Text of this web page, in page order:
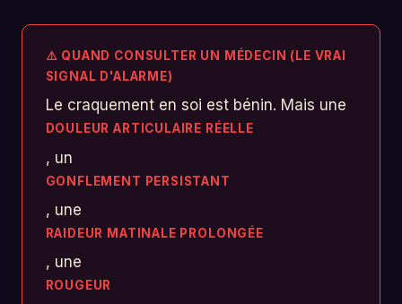
⚠️ QUAND CONSULTER UN MÉDECIN (LE VRAI
SIGNAL D'ALARME)
Le craquement en soi est bénin. Mais une
DOULEUR ARTICULAIRE RÉELLE
, un
GONFLEMENT PERSISTANT
, une
RAIDEUR MATINALE PROLONGÉE
, une
ROUGEUR